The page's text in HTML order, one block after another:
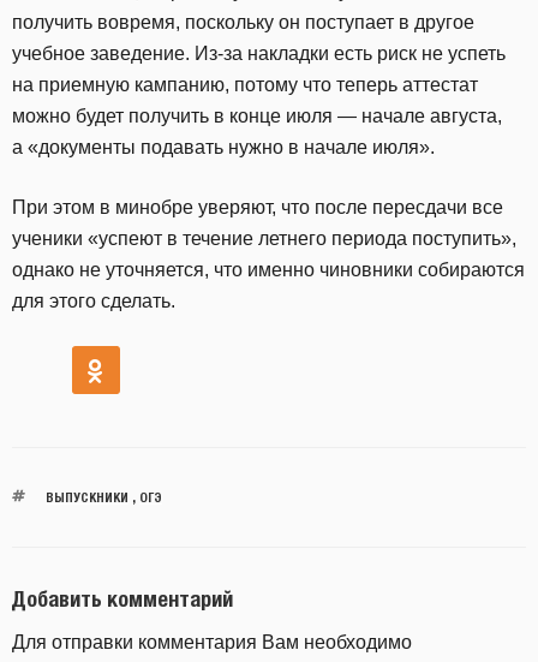
получить вовремя, поскольку он поступает в другое
учебное заведение. Из-за накладки есть риск не успеть
на приемную кампанию, потому что теперь аттестат
можно будет получить в конце июля — начале августа,
а «документы подавать нужно в начале июля».
При этом в минобре уверяют, что после пересдачи все
ученики «успеют в течение летнего периода поступить»,
однако не уточняется, что именно чиновники собираются
для этого сделать.
ВЫПУСКНИКИ , ОГЭ
Добавить комментарий
Для отправки комментария Вам необходимо